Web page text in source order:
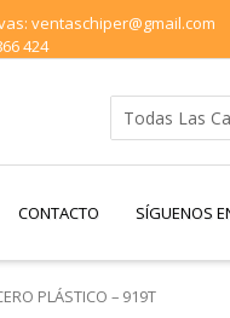
ventaschiper@gmail.com
424
CONTACTO SÍGUENOS
PLÁSTICO – 919T